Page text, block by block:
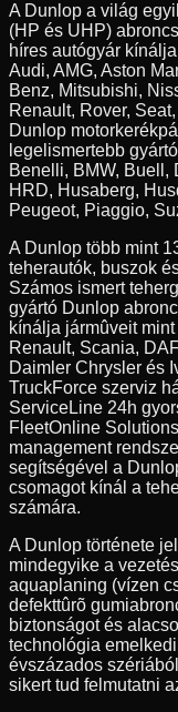
A Dunlop a világ
(HP és UHP)
híres autógyár
Audi, AMG, Aston
Benz, Mitsubishi,
Renault, Rover,
Dunlop
legelismertebb
Benelli, BMW, Buell,
HRD, Husaberg,
Peugeot, Piaggio,
A Dunlop több mint
teherautók, buszok
Számos ismert
gyártó Dunlop
kínálja jármûveit mint
Renault, Scania,
Daimler Chrysler és
TruckForce szerviz
ServiceLine 24h
FleetOnline
management
segítségével a
csomagot kínál a
számára.
A Dunlop története
mindegyike a
aquaplaning (vízen
defekttûrõ
biztonságot és
technológia
évszázados
sikert tud felmutatni